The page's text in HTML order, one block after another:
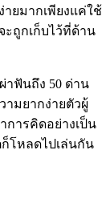
ยมากเพียงแค่ใช้
ถูกเก็บไว้ที่ด้าน
าฟันถึง 50 ด่าน
ามยากง่ายตัวผู้
การคิดอย่างเป็น
โหลดไปเล่นกัน